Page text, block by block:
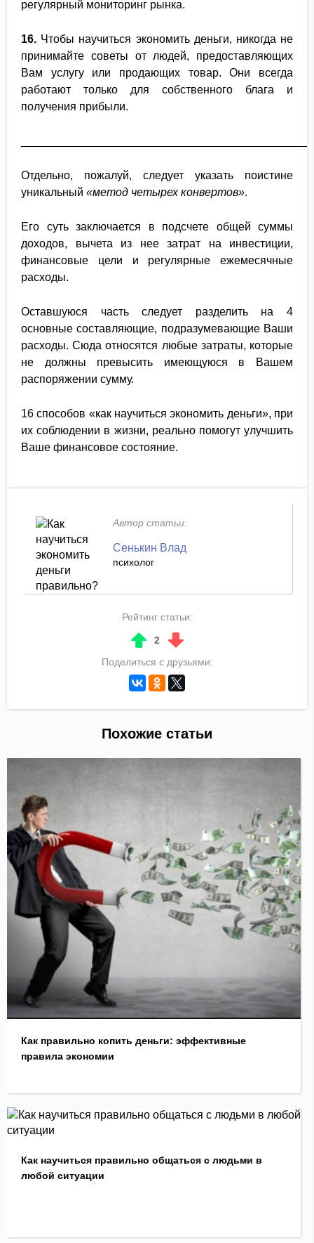
регулярный мониторинг рынка.
16. Чтобы научиться экономить деньги, никогда не
принимайте советы от людей, предоставляющих
Вам услугу или продающих товар. Они всегда
работают только для собственного блага и
получения прибыли.
Отдельно, пожалуй, следует указать поистине
уникальный «метод четырех конвертов».
Его суть заключается в подсчете общей суммы
доходов, вычета из нее затрат на инвестиции,
финансовые цели и регулярные ежемесячные
расходы.
Оставшуюся часть следует разделить на 4
основные составляющие, подразумевающие Ваши
расходы. Сюда относятся любые затраты, которые
не должны превысить имеющуюся в Вашем
распоряжении сумму.
16 способов «как научиться экономить деньги», при
их соблюдении в жизни, реально помогут улучшить
Ваше финансовое состояние.
Автор статьи:
Сенькин Влад
психолог
Рейтинг статьи:
2
Поделиться с друзьями:
Похожие статьи
Как правильно копить деньги: эффективные
правила экономии
Как научиться правильно общаться с людьми в
любой ситуации